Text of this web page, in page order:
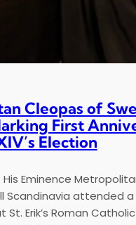
Cleopas of
First
Election
His Eminence
Scandinavia attended
Erik’s Roman